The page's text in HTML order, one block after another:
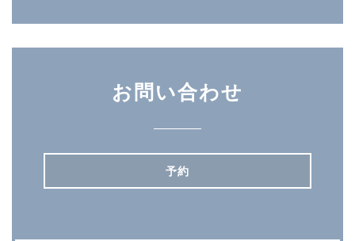
お問い合わせ
予約